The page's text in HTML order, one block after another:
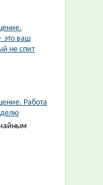
это ваш
не спит
Работа